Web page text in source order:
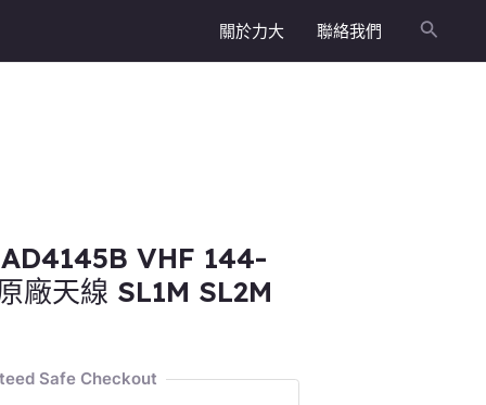
關於力大 聯絡我們
搜
尋
VHF 144-
廠天線 SL1M SL2M
Safe Checkout